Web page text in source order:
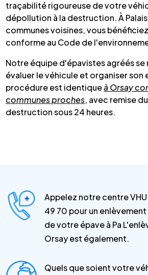
traçabilité rigoureuse de votre
dépollution à la destruction. À
communes voisines, vous
conforme au Code de
Notre équipe d'épavistes agréés se
évaluer le véhicule et organiser
procédure est identiqueà Orsay
communes proches, avec remise
destruction sous 24 heures.
Appelez notre centre VHU
49 70 pour un
de votre épave à Pa
Orsay est également.
Quels que soient votre